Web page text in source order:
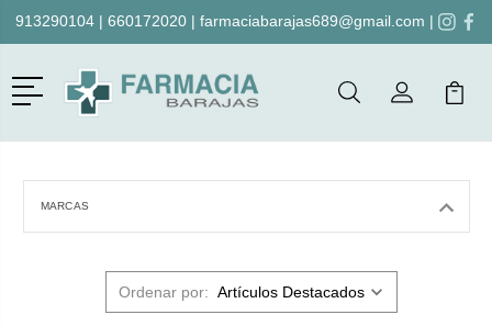
913290104| 660172020| farmaciabarajas689@gmail.com |
Menú
BuscarMi Cuenta
Mi
MARCAS
Ordenar por: